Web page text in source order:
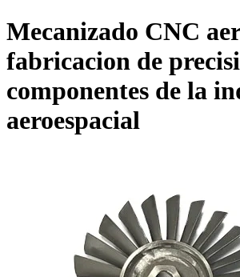
Mecanizado CNC
fabricacion de
componentes de la
aeroespacial